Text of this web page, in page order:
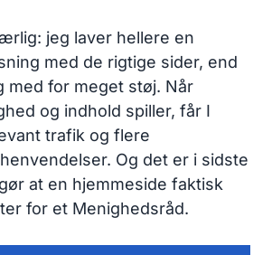
jeg laver hellere en
med de rigtige sider, end
med for meget støj. Når
og indhold spiller, får I
trafik og flere
Og det er i sidste
at en hjemmeside faktisk
for et Menighedsråd.